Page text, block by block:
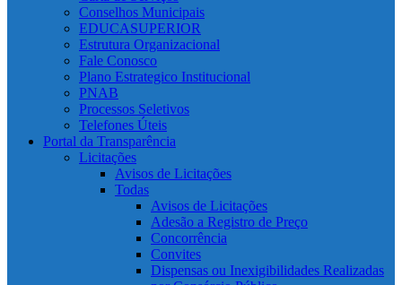
Conselhos Municipais
EDUCASUPERIOR
Estrutura Organizacional
Fale Conosco
Plano Estrategico Institucional
PNAB
Processos Seletivos
Telefones Úteis
Portal da Transparência
Licitações
Avisos de Licitações
Todas
Avisos de Licitações
Adesão a Registro de Preço
Concorrência
Convites
Dispensas ou Inexigibilidades Realizadas